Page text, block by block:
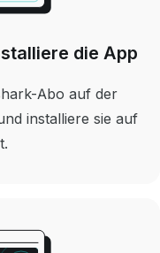
die App
Abo auf der
installiere sie auf